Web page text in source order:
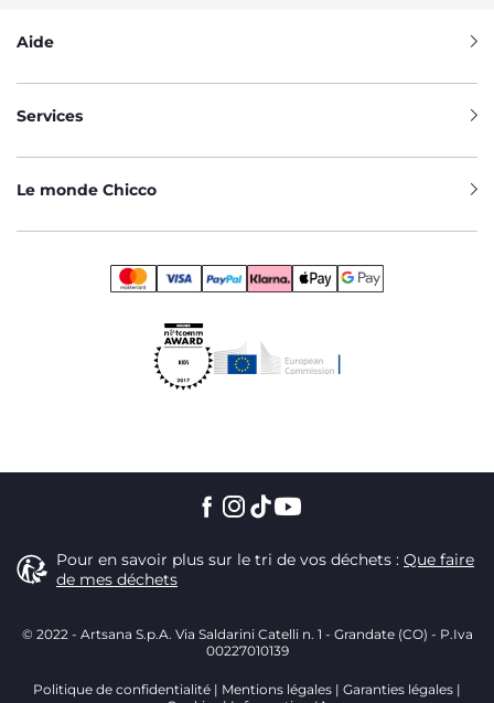
Aide
Services
Le monde Chicco
Pour en savoir plus sur le tri de vos déchets : Que faire
de mes déchets
© 2022 - Artsana S.p.A. Via Saldarini Catelli n. 1 - Grandate (CO) - P.Iva
00227010139
Politique de confidentialité Mentions légales
Garanties légales